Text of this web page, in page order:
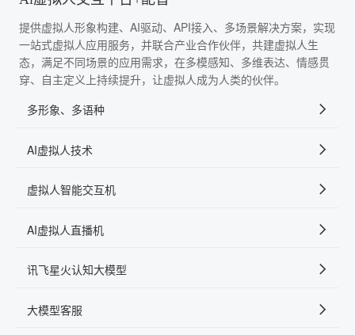
提供虚拟人形象构建、AI驱动、API接入、多场景解决方案，实现
一站式虚拟人应用服务，并联合产业合作伙伴，共建虚拟人生
态，满足不同场景的应用需求，在多模感知、多维表达、情感贯
穿、自主定义上持续提升，让虚拟人成为人类的伙伴。
多形象、多语种
AI虚拟人技术
虚拟人智能交互机
AI虚拟人直播机
讯飞星火认知大模型
大模型客服